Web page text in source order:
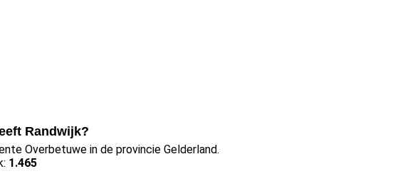
Randwijk?
Overbetuwe in de provincie Gelderland.
1.465